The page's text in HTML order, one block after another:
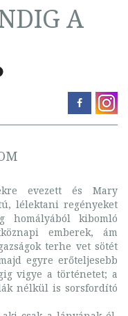
A
evezett és Mary
lélektani regényeket
homályából kibomló
emberek, ám
terhe vet sötét
egyre erőteljesebb
vigye a történetet; a
nélkül is sorsfordító